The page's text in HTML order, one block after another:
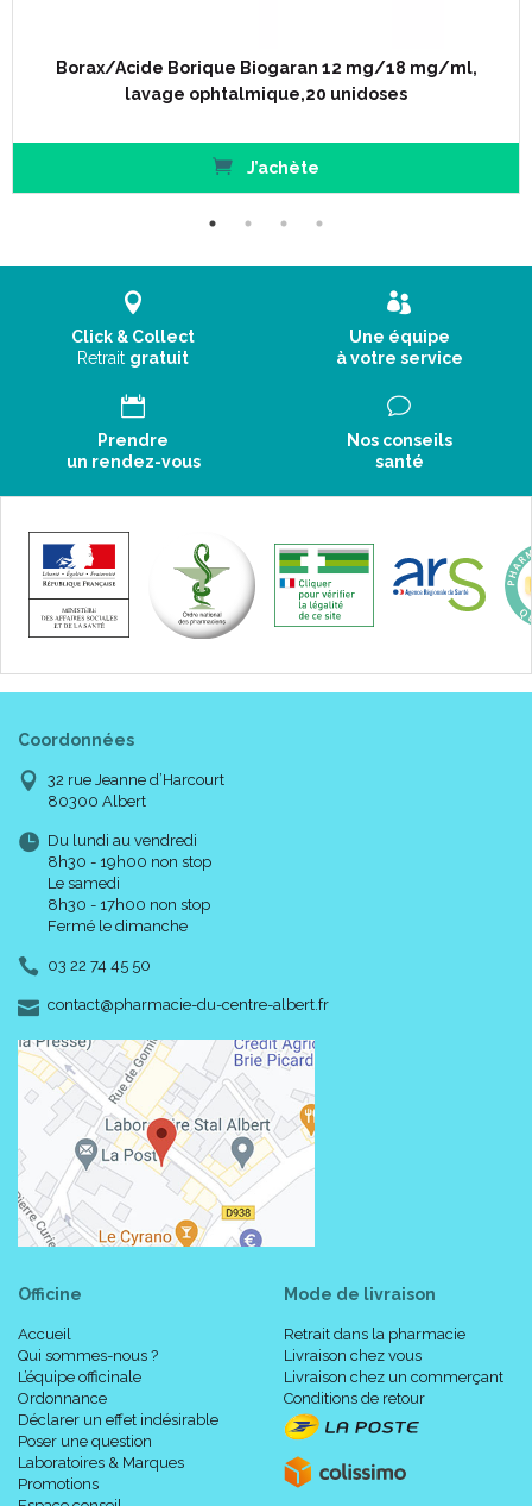
Borax/Acide Borique Biogaran 12 mg/18 mg/ml,
lavage ophtalmique,20 unidoses
J’achète
Click & Collect
Retrait gratuit
Une équipe
à votre service
Prendre
un rendez-vous
Nos conseils
santé
Coordonnées
32 rue Jeanne d’Harcourt
80300 Albert
Du lundi au vendredi
8h30 - 19h00 non stop
Le samedi
8h30 - 17h00 non stop
Fermé le dimanche
03 22 74 45 50
contact-
@-
pharmacie-du-centre-albert.fr
Officine
Accueil
Qui sommes-nous ?
L’équipe officinale
Ordonnance
Déclarer un effet indésirable
Poser une question
Laboratoires & Marques
Promotions
Mode de livraison
Retrait dans la pharmacie
Livraison chez vous
Livraison chez un commerçant
Conditions de retour